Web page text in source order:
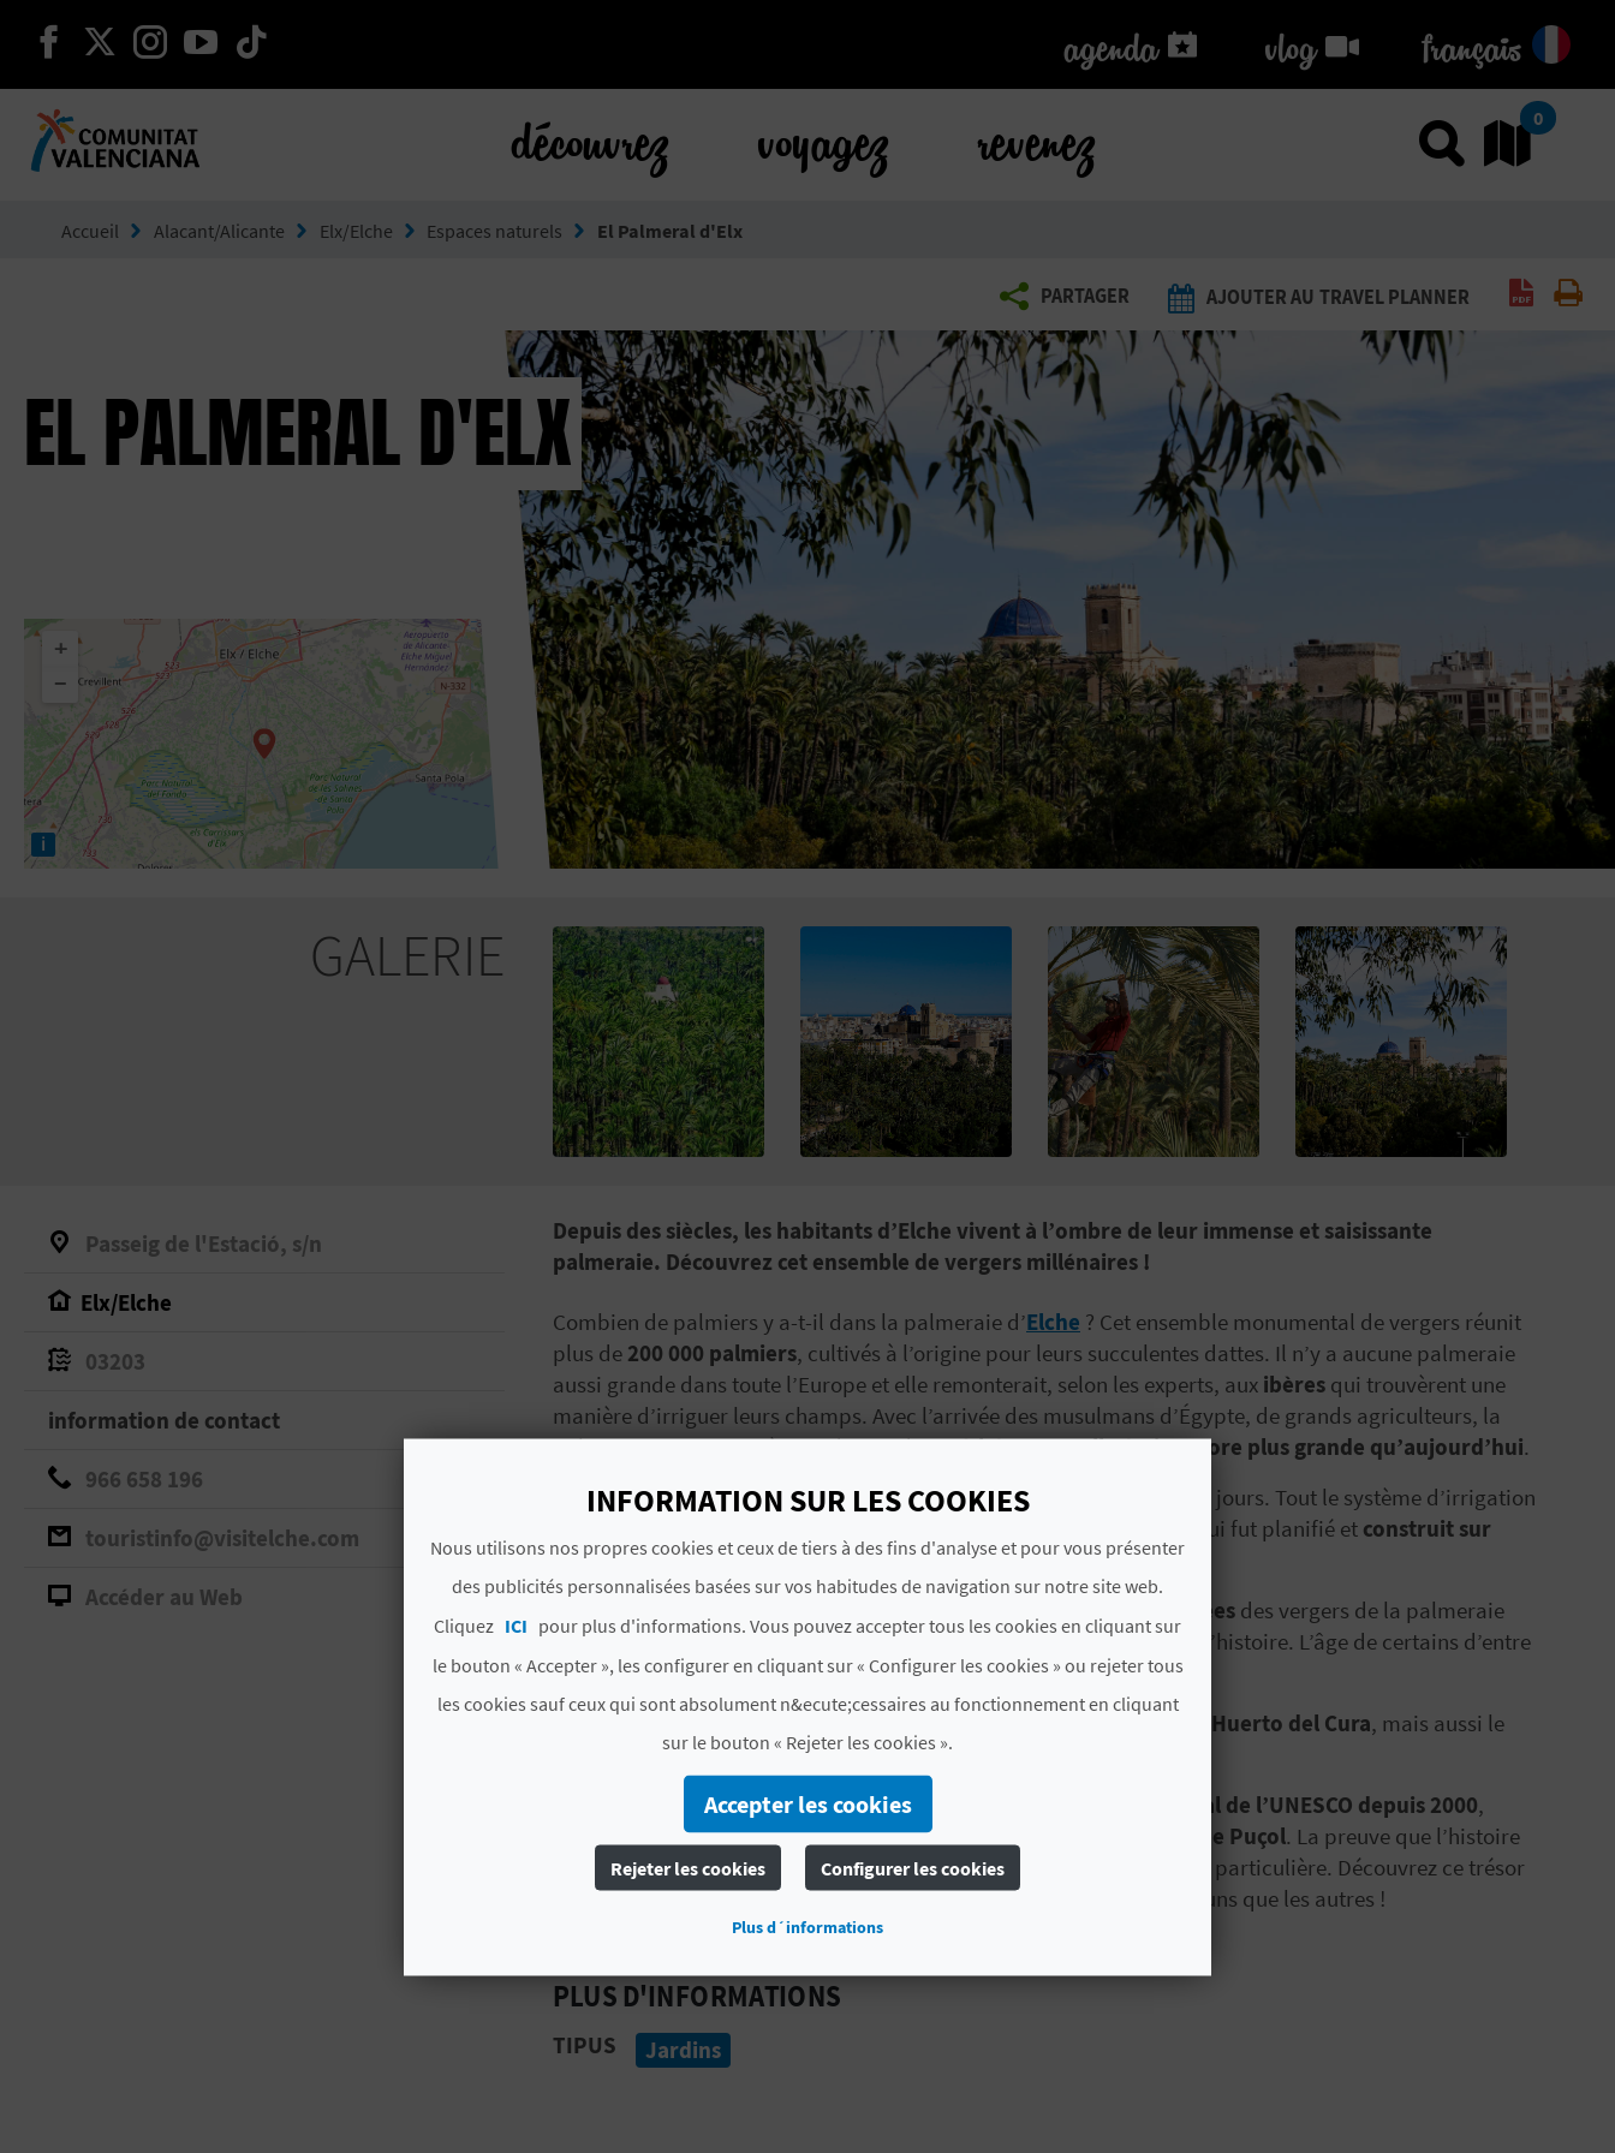
continuer sur facebook
continuer sur twitter
continuer sur instagram
continuer sur youtube agenda
agenda vlog
vlog français
découvrez voyagez revenez Utiliser
0
Accueil Alacant/Alicante Elx/Elche Espaces naturels El Palmeral d'Elx
EL PALMERAL D'ELX
+
−
i
PARTAGER AJOUTER AU TRAVEL PLANNER Générer
GALERIE
Passeig de l'Estació, s/n
Elx/Elche
03203
information de contact
966 658 196
touristinfo@visitelche.com
Accéder au Web
Depuis des siècles, les habitants d’Elche vivent à l’ombre de leur immense et saisissante
palmeraie. Découvrez cet ensemble de vergers millénaires !
Combien de palmiers y a-t-il dans la palmeraie d’Elche ? Cet ensemble monumental de vergers réunit
plus de 200 000 palmiers, cultivés à l’origine pour leurs succulentes dattes. Il n’y a aucune palmeraie
aussi grande dans toute l’Europe et elle remonterait, selon les experts, aux ibères qui trouvèrent une
manière d’irriguer leurs champs. Avec l’arrivée des musulmans d’Égypte, de grands agriculteurs, la
palmeraie commença à grandir. On dit qu’à l’époque, elle était encore plus grande qu’aujourd’hui.
Au VIIIème et IXe siècle, la ville fut refondée là où elle se trouve de nos jours. Tout le système d’irrigation
des vergers de la palmeraie d’Elche que l’on trouve encore aujourd’hui fut planifié et construit sur
ordre du prince omeyyade Abd al-Rahman Iᵉʳ.
visites guidées des vergers de la palmeraie
d’Elche et découvrir ses palmiers monumentaux, unique et chargés d’histoire. L’âge de certains d’entre
eux risque de vous laisser bouche bée.
Parmi les vergers qui vous y attendent, ne manquez pas la beauté du Huerto del Cura, mais aussi le
Parc municipal, le Huerto de Abajo et le Huerto del Chocolatero.
La palmeraie d’Elche a également été inscrite au
patrimoine mondial de l’UNESCO depuis 2000,
s’ajoutant au drame sacré duMystère d’Elche Museo Escolar de Puçol. La preuve que l’histoire
d’Elche est un trésor qui mérite une protection et une reconnaissance particulière. Découvrez ce trésor
de notre patrimoine et flânez sous des palmiers plus incroyables les uns que les autres !
PLUS D'INFORMATIONS
TIPUS Jardins
INFORMATION SUR LES COOKIES
Nous utilisons nos propres cookies et ceux de tiers à des fins d'analyse et pour vous présenter
des publicités personnalisées basées sur vos habitudes de navigation sur notre site web.
Cliquez ICI pour plus d'informations. Vous pouvez accepter tous les cookies en cliquant sur
le bouton « Accepter », les configurer en cliquant sur « Configurer les cookies » ou rejeter tous
les cookies sauf ceux qui sont absolument n&ecute;cessaires au fonctionnement en cliquant
sur le bouton « Rejeter les cookies ».
Accepter les cookies
Rejeter les cookies Configurer les cookies
Plus d´informations